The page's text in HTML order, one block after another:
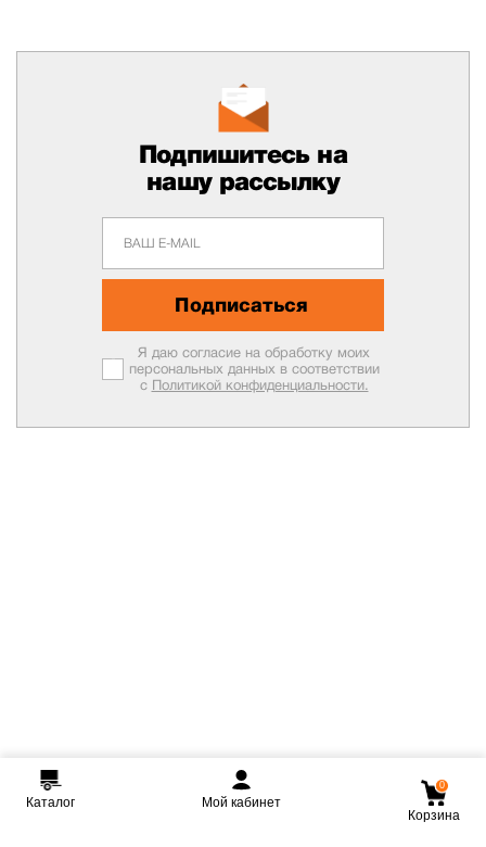
Подпишитесь на
нашу рассылку
Подписаться
Я даю согласие на обработку моих
персональных данных в соответствии
с Политикой конфиденциальности.
Каталог Мой кабинет
0
Корзина